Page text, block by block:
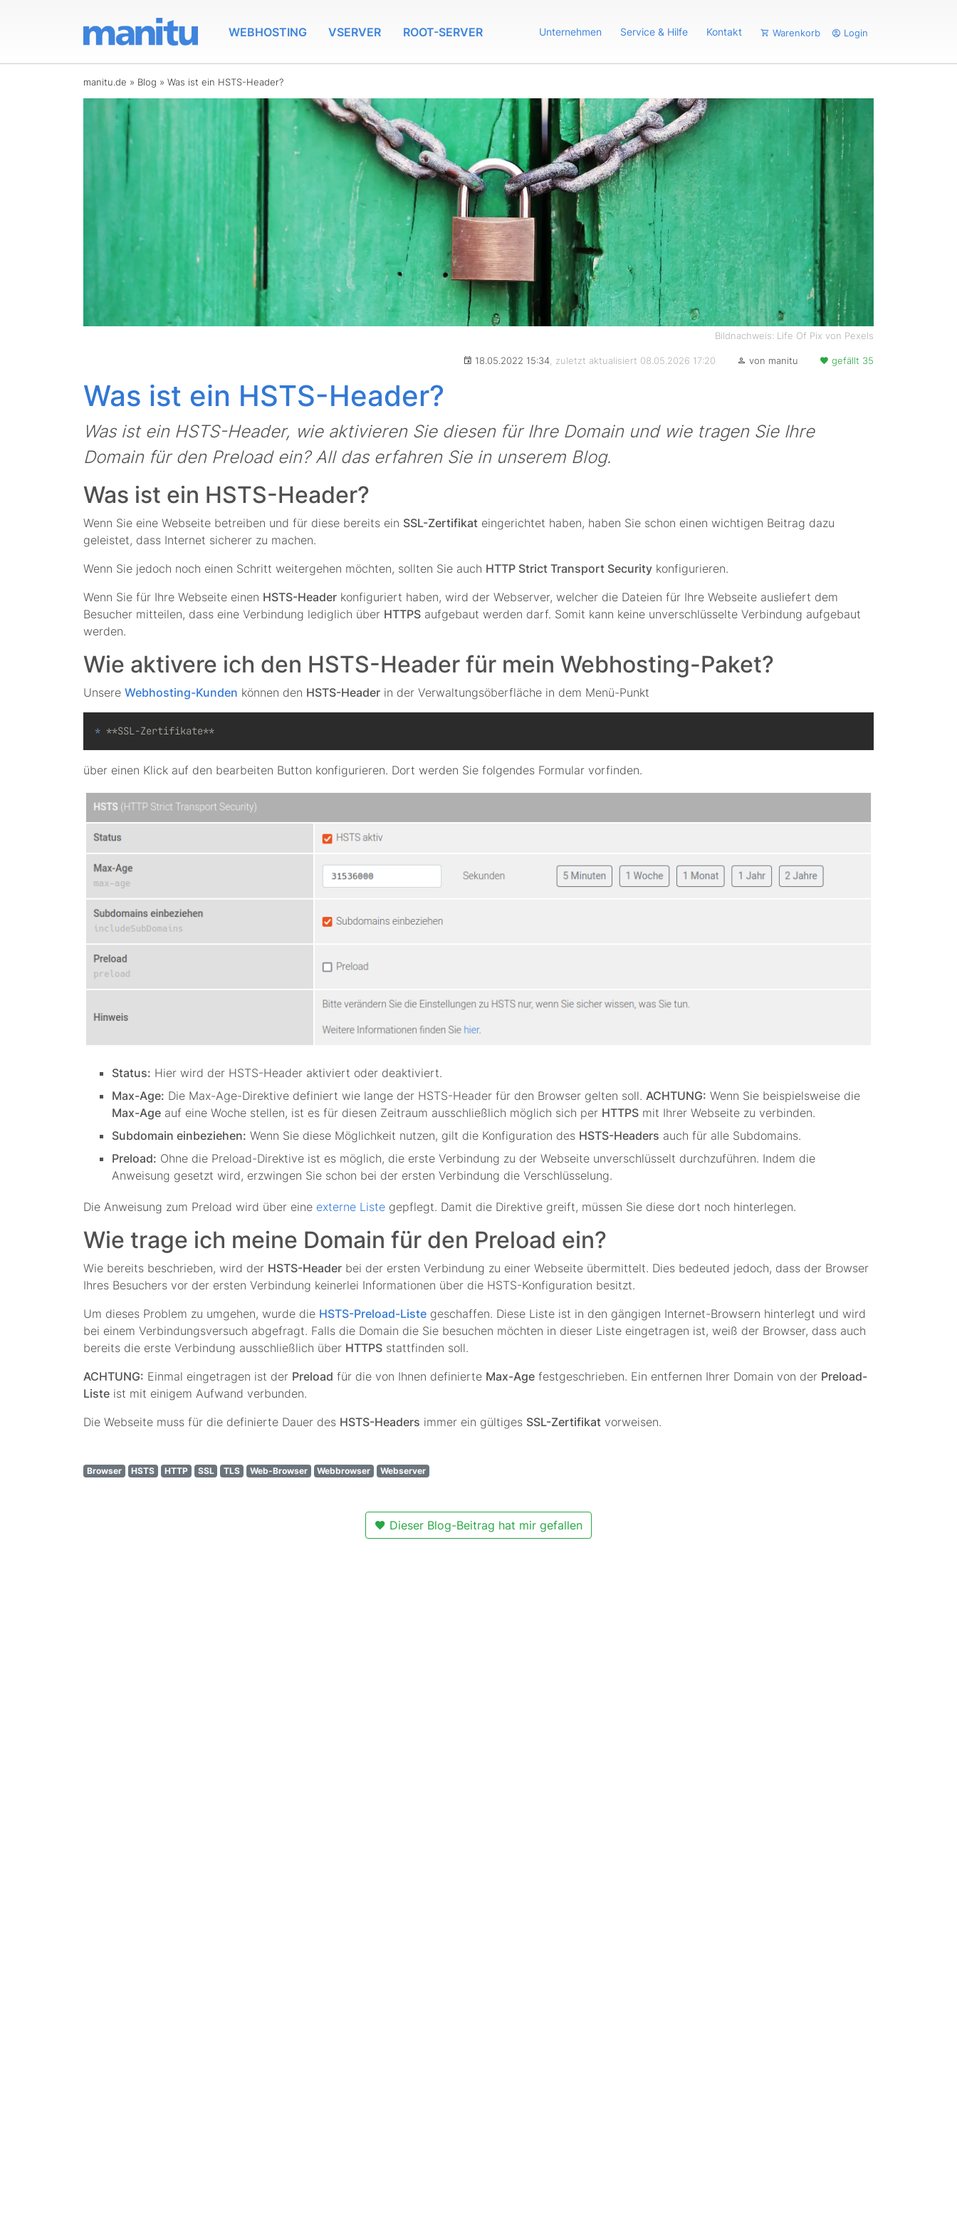
WEBHOSTING VSERVER ROOT-SERVER Unternehmen Service & Hilfe Kontakt Warenkorb Login
manitu.de » Blog » Was ist ein HSTS-Header?
Bildnachweis: Life Of Pix von Pexels
18.05.2022 15:34 , zuletzt aktualisiert 08.05.2026 17:20 von manitu gefällt 35
Was ist ein HSTS-Header?
Was ist ein HSTS-Header, wie aktivieren Sie diesen für Ihre Domain und wie tragen Sie Ihre
Domain für den Preload ein? All das erfahren Sie in unserem Blog.
Was ist ein HSTS-Header?
Wenn Sie eine Webseite betreiben und für diese bereits ein SSL-Zertifikat eingerichtet haben, haben Sie schon einen wichtigen Beitrag dazu
geleistet, dass Internet sicherer zu machen.
Wenn Sie jedoch noch einen Schritt weitergehen möchten, sollten Sie auch HTTP Strict Transport Security konfigurieren.
Wenn Sie für Ihre Webseite einen HSTS-Header konfiguriert haben, wird der Webserver, welcher die Dateien für Ihre Webseite ausliefert dem
Besucher mitteilen, dass eine Verbindung lediglich über HTTPS aufgebaut werden darf. Somit kann keine unverschlüsselte Verbindung aufgebaut
werden.
Wie aktivere ich den HSTS-Header für mein Webhosting-Paket?
Unsere Webhosting-Kunden können den HSTS-Header in der Verwaltungsöberfläche in dem Menü-Punkt
* **SSL-Zertifikate**
über einen Klick auf den bearbeiten Button konfigurieren. Dort werden Sie folgendes Formular vorfinden.
Status: Hier wird der HSTS-Header aktiviert oder deaktiviert.
Max-Age: Die Max-Age-Direktive definiert wie lange der HSTS-Header für den Browser gelten soll. ACHTUNG: Wenn Sie beispielsweise die
Max-Age auf eine Woche stellen, ist es für diesen Zeitraum ausschließlich möglich sich per HTTPS mit Ihrer Webseite zu verbinden.
Subdomain einbeziehen: Wenn Sie diese Möglichkeit nutzen, gilt die Konfiguration des HSTS-Headers auch für alle Subdomains.
Preload: Ohne die Preload-Direktive ist es möglich, die erste Verbindung zu der Webseite unverschlüsselt durchzuführen. Indem die
Anweisung gesetzt wird, erzwingen Sie schon bei der ersten Verbindung die Verschlüsselung.
Die Anweisung zum Preload wird über eine externe Liste gepflegt. Damit die Direktive greift, müssen Sie diese dort noch hinterlegen.
Wie trage ich meine Domain für den Preload ein?
Wie bereits beschrieben, wird der HSTS-Header bei der ersten Verbindung zu einer Webseite übermittelt. Dies bedeuted jedoch, dass der Browser
Ihres Besuchers vor der ersten Verbindung keinerlei Informationen über die HSTS-Konfiguration besitzt.
Um dieses Problem zu umgehen, wurde die HSTS-Preload-Liste geschaffen. Diese Liste ist in den gängigen Internet-Browsern hinterlegt und wird
bei einem Verbindungsversuch abgefragt. Falls die Domain die Sie besuchen möchten in dieser Liste eingetragen ist, weiß der Browser, dass auch
bereits die erste Verbindung ausschließlich über HTTPS stattfinden soll.
ACHTUNG: Einmal eingetragen ist der Preload für die von Ihnen definierte Max-Age festgeschrieben. Ein entfernen Ihrer Domain von der Preload-
Liste ist mit einigem Aufwand verbunden.
Die Webseite muss für die definierte Dauer des HSTS-Headers immer ein gültiges SSL-Zertifikat vorweisen.
Browser HSTS HTTP SSL TLS Web-Browser Webbrowser Webserver
Dieser Blog-Beitrag hat mir gefallen